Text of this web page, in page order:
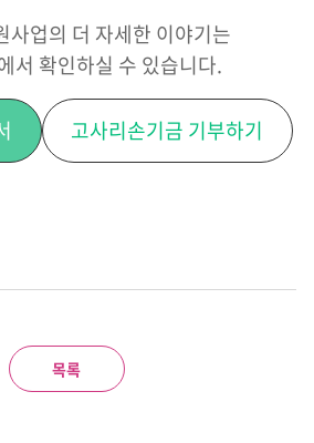
업의 더 자세한 이야기는
서 확인하실 수 있습니다.
고사리손기금 기부하기
목록